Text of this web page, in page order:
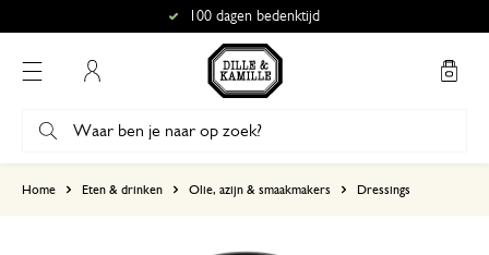
100 dagen bedenktijd
Home Eten & drinken Olie, azijn & smaakmakers Dressings